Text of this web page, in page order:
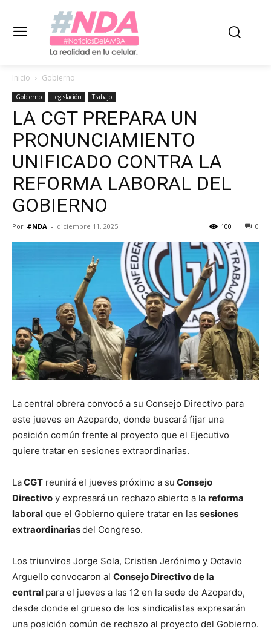
Inicio Gobierno
Gobierno Legislación Trabajo
LA CGT PREPARA UN
PRONUNCIAMIENTO
UNIFICADO CONTRA LA
REFORMA LABORAL DEL
GOBIERNO
Por #NDA - diciembre 11, 2025 0
100
La central obrera convocó a su Consejo Directivo para
este jueves en Azopardo, donde buscará fijar una
posición común frente al proyecto que el Ejecutivo
quiere tratar en sesiones extraordinarias.
LaCGT reunirá el jueves próximo a su Consejo
Directivo y expresará un rechazo abierto a la reforma
laboral que el Gobierno quiere tratar en las sesiones
extraordinariasdel Congreso.
Los triunviros Jorge Sola, Cristian Jerónimo y Octavio
Arguello convocaron al Consejo Directivo de la
central para el jueves a las 12 en la sede de Azopardo,
desde donde el grueso de los sindicalistas expresarán
una posición común de rechazo al proyecto del Gobierno.